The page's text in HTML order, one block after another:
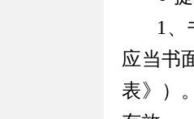
1、
应当书
表》）